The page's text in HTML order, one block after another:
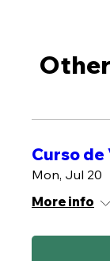
Curso de
Mon, Jul 20
More info